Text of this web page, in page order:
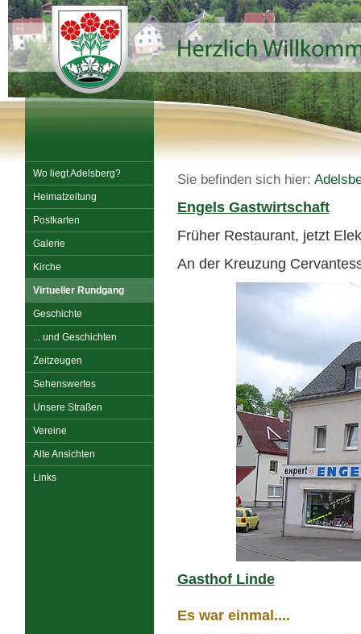
Wo liegt Adelsberg?
Heimatzeitung
Postkarten
Galerie
Kirche
Virtueller Rundgang
Geschichte
... und Geschichten
Zeitzeugen
Sehenswertes
Unsere Straßen
Vereine
Alte Ansichten
Links
Sie befinden sich hier:
Engels Gastwirtschaft
Früher Restaurant, jetzt
An der Kreuzung
Gasthof Linde
Es war einmal....